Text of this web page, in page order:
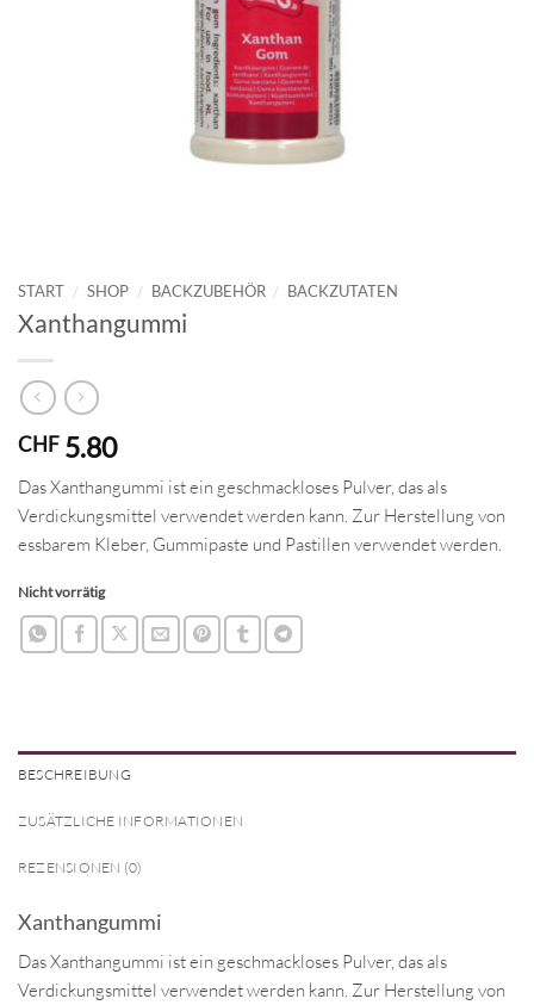
START / SHOP / BACKZUBEHÖR / BACKZUTATEN
Xanthangummi
CHF 5.80
Das Xanthangummi ist ein geschmackloses Pulver, das als
Verdickungsmittel verwendet werden kann. Zur Herstellung von
essbarem Kleber, Gummipaste und Pastillen verwendet werden.
Nicht vorrätig
BESCHREIBUNG
ZUSÄTZLICHE INFORMATIONEN
REZENSIONEN (0)
Xanthangummi
Das Xanthangummi ist ein geschmackloses Pulver, das als
Verdickungsmittel verwendet werden kann. Zur Herstellung von